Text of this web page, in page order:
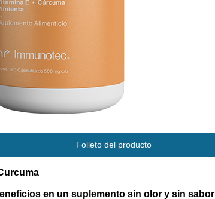
Folleto del producto
en un suplemento sin olor y sin sabor